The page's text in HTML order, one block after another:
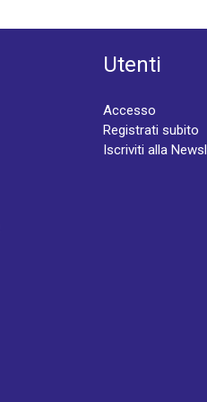
Utenti
Accesso
Registrati subito
Iscriviti alla